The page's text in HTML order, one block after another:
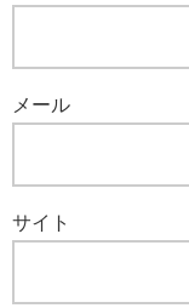
メール
サイト